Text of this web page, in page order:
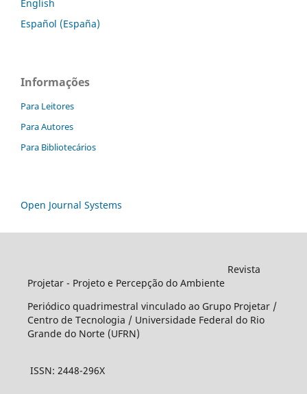
English
Español (España)
Informações
Para Leitores
Para Autores
Para Bibliotecários
Open Journal Systems
Revista
Projetar - Projeto e Percepção do Ambiente
Periódico quadrimestral vinculado ao Grupo Projetar /
Centro de Tecnologia / Universidade Federal do Rio
Grande do Norte (UFRN)
ISSN: 2448-296X